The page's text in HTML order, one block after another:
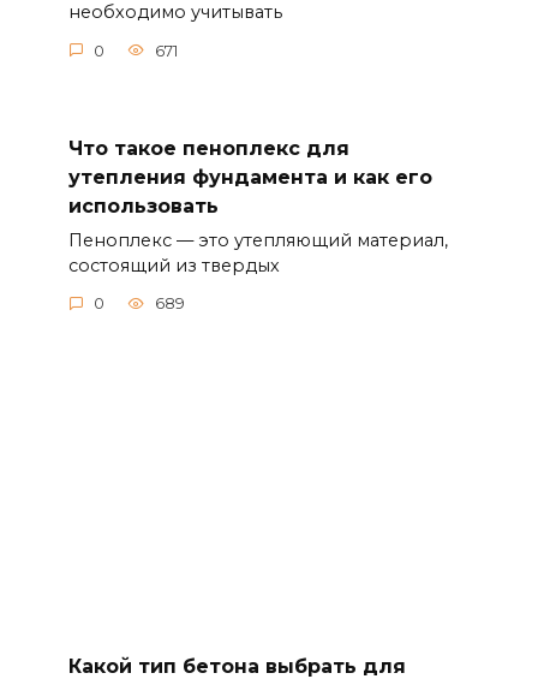
необходимо учитывать
0 671
Что такое пеноплекс для
утепления фундамента и как его
использовать
Пеноплекс — это утепляющий материал,
состоящий из твердых
0 689
Какой тип бетона выбрать для